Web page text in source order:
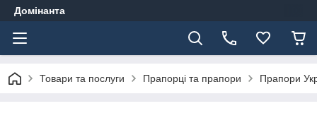
Домінанта
Товари та послуги Прапорці та прапори Прапори